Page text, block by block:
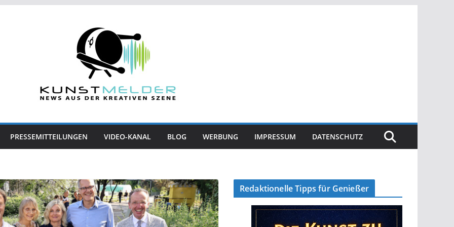
PRESSEMITTEILUNGEN VIDEO-KANAL BLOG WERBUNG IMPRESSUM DATENSCHUTZ
Redaktionelle Tipps für Genießer